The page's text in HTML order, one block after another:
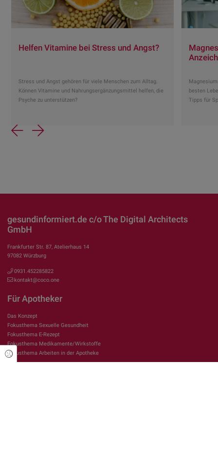
Helfen Vitamine bei Stress und Angst?
Stress und Angst gehören für viele Menschen zum Alltag.
Können Vitamine und Nahrungsergänzungsmittel helfen, die
Psyche zu unterstützen?
besten
Tipps für
Previous
Next
gesundinformiert.de c/o The Digital Architects
GmbH
Frankfurter Str. 87, Atelierhaus 14
97082 Würzburg
0931.452285822
kontakt@coco.one
Für Apotheker
Das Konzept
Fokusthema Sexuelle Gesundheit
Fokusthema E-Rezept
Fokusthema Medikamente/Wirkstoffe
Fokusthema Arbeiten in der Apotheke
Cookie Einstellungen